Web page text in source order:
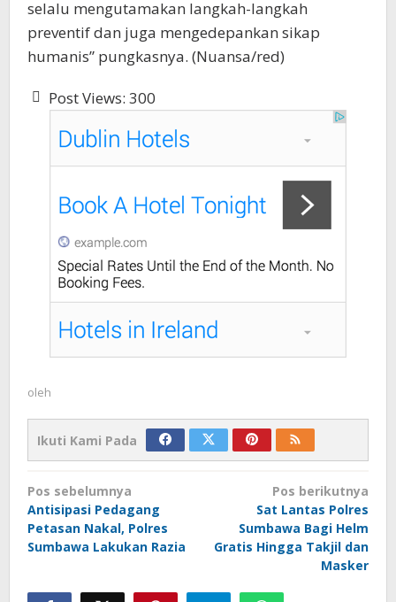
selalu mengutamakan langkah-langkah
preventif dan juga mengedepankan sikap
humanis” pungkasnya. (Nuansa/red)
Post Views: 300
oleh
Ikuti Kami Pada
Navigasi
pos
Pos sebelumnya
Antisipasi Pedagang
Petasan Nakal, Polres
Sumbawa Lakukan Razia
Pos berikutnya
Sat Lantas Polres
Sumbawa Bagi Helm
Gratis Hingga Takjil dan
Masker